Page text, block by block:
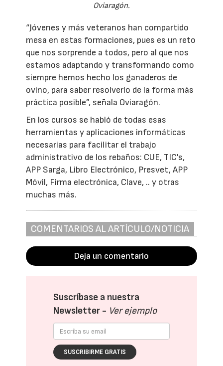
Oviaragón.
“Jóvenes y más veteranos han compartido
mesa en estas formaciones, pues es un reto
que nos sorprende a todos, pero al que nos
estamos adaptando y transformando como
siempre hemos hecho los ganaderos de
ovino, para saber resolverlo de la forma más
práctica posible”, señala Oviaragón.
En los cursos se habló de todas esas
herramientas y aplicaciones informáticas
necesarias para facilitar el trabajo
administrativo de los rebaños: CUE, TIC's,
APP Sarga, Libro Electrónico, Presvet, APP
Móvil, Firma electrónica, Clave, .. y otras
muchas más.
COMENTARIOS AL ARTÍCULO/NOTICIA
Deja un comentario
Suscríbase a nuestra
Newsletter - Ver ejemplo
SUSCRIBIRME GRATIS